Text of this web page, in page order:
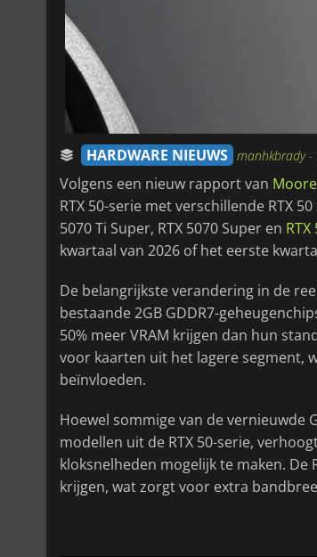
HARDWARE NIEUWS manhkbrady-
Volgens een nieuw rapport van
RTX 50-serie met verschillende RTX
5070 Ti Super, RTX 5070 Super en RTX
kwartaal van 2026 of het eerste
De belangrijkste verandering in de
bestaande 2GB GDDR7-
50% meer VRAM krijgen dan hun
voor kaarten uit het lagere segment,
beïnvloeden.
Hoewel sommige van de vernieuwde
modellen uit de RTX 50-serie,
kloksnelheden mogelijk te maken. De
krijgen, wat zorgt voor extra